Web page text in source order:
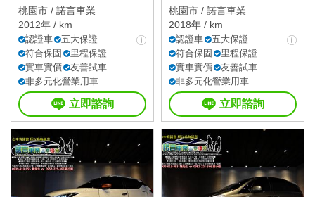
桃園市 / 諾言車業
2012年 / km
認證車
五大保證
符合保固
里程保證
實車實價
友善試車
非多元化營業用車
立即諮詢
桃園市 / 諾言車業
2018年 / km
認證車
五大保證
符合保固
里程保證
實車實價
友善試車
非多元化營業用車
立即諮詢